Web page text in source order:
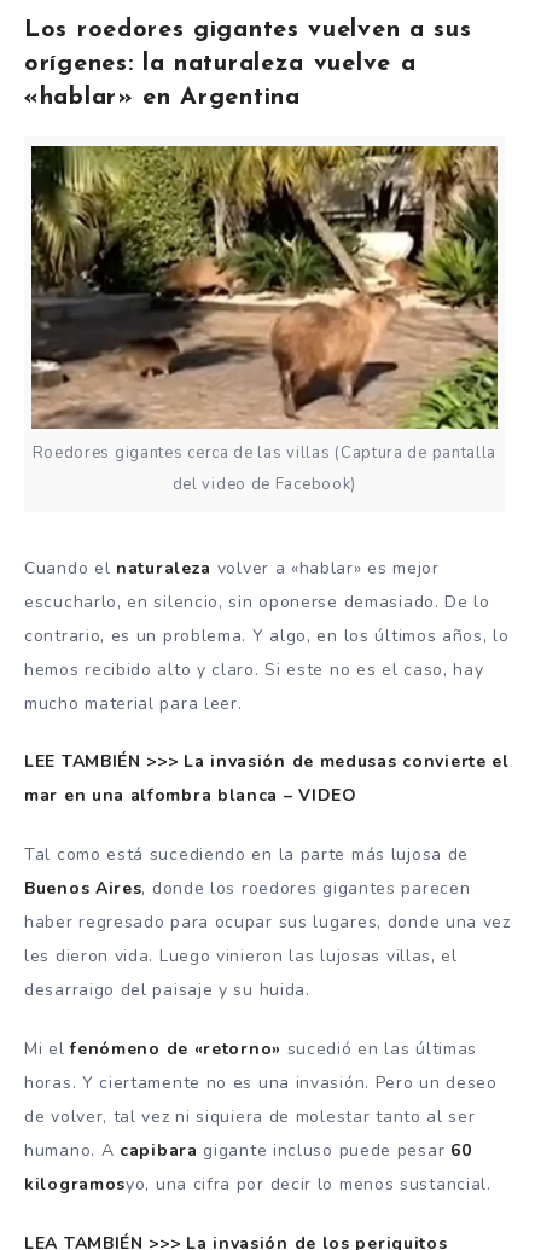
Los roedores gigantes vuelven a sus
orígenes: la naturaleza vuelve a
«hablar» en Argentina
Roedores gigantes cerca de las villas (Captura de pantalla
del video de Facebook)
Cuando el naturaleza volver a «hablar» es mejor
escucharlo, en silencio, sin oponerse demasiado. De lo
contrario, es un problema. Y algo, en los últimos años, lo
hemos recibido alto y claro. Si este no es el caso, hay
mucho material para leer.
LEE TAMBIÉN >>> La invasión de medusas convierte el
mar en una alfombra blanca – VIDEO
Tal como está sucediendo en la parte más lujosa de
Buenos Aires, donde los roedores gigantes parecen
haber regresado para ocupar sus lugares, donde una vez
les dieron vida. Luego vinieron las lujosas villas, el
desarraigo del paisaje y su huida.
Mi elfenómeno de «retorno» sucedió en las últimas
horas. Y ciertamente no es una invasión. Pero un deseo
de volver, tal vez ni siquiera de molestar tanto al ser
humano. A capibara gigante incluso puede pesar 60
kilogramosyo, una cifra por decir lo menos sustancial.
LEA TAMBIÉN >>> La invasión de los periquitos